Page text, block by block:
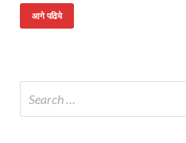
at
A
p
p
o
k
आगे पढिये